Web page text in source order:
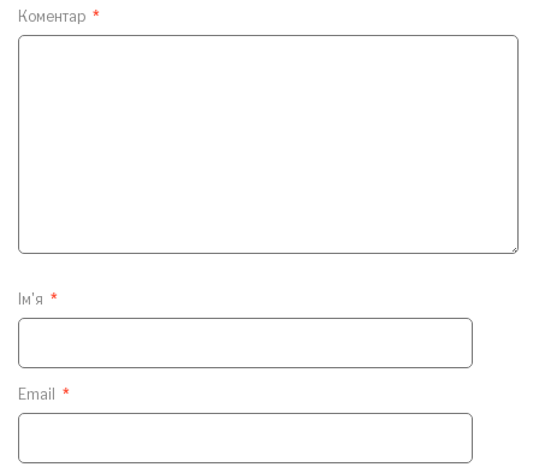
Коментар *
Ім'я *
Email *